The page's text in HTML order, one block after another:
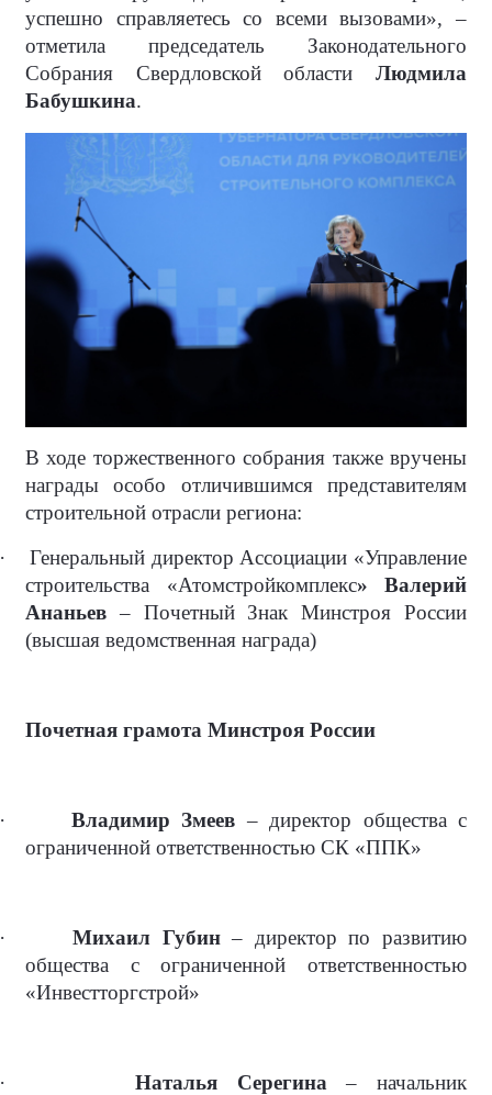
успешно справляетесь со всеми вызовами», –
отметила председатель Законодательного
Собрания Свердловской области Людмила
Бабушкина.
В ходе торжественного собрания также вручены
награды особо отличившимся представителям
строительной отрасли региона:
·
Генеральный директор Ассоциации «Управление
строительства «Атомстройкомплекс» Валерий
Ананьев – Почетный Знак Минстроя России
(высшая ведомственная награда)
Почетная грамота Минстроя России
· Владимир Змеев – директор общества с
ограниченной ответственностью СК «ППК»
· Михаил Губин– директор по развитию
общества с ограниченной ответственностью
«Инвестторгстрой»
· Наталья Серегина – начальник